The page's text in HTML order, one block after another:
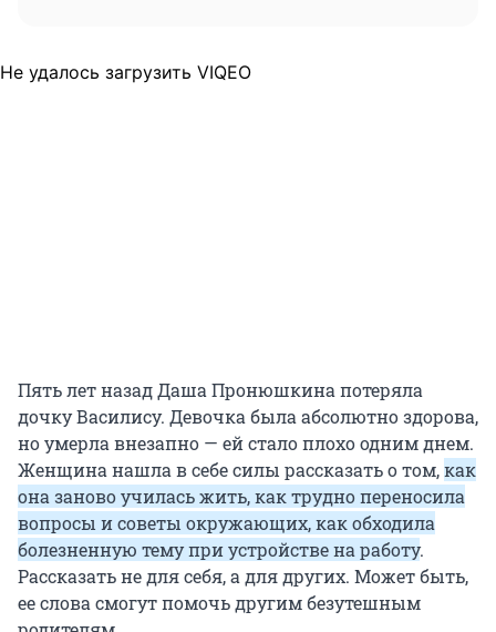
Не удалось загрузить VIQEO
Пять лет назад Даша Пронюшкина потеряла
дочку Василису. Девочка была абсолютно здорова,
но умерла внезапно — ей стало плохо одним днем.
Женщина нашла в себе силы рассказать о том,как
она заново училась жить, как трудно переносила
вопросы и советы окружающих, как обходила
болезненную тему при устройстве на работу.
Рассказать не для себя, а для других. Может быть,
ее слова смогут помочь другим безутешным